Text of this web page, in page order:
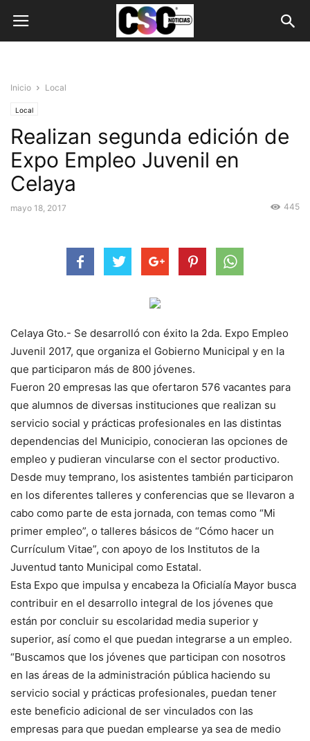
Inicio Local
Local
Realizan segunda edición de
Expo Empleo Juvenil en
Celaya
mayo 18, 2017 445
Celaya Gto.- Se desarrolló con éxito la 2da. Expo Empleo
Juvenil 2017, que organiza el Gobierno Municipal y en la
que participaron más de 800 jóvenes.
Fueron 20 empresas las que ofertaron 576 vacantes para
que alumnos de diversas instituciones que realizan su
servicio social y prácticas profesionales en las distintas
dependencias del Municipio, conocieran las opciones de
empleo y pudieran vincularse con el sector productivo.
Desde muy temprano, los asistentes también participaron
en los diferentes talleres y conferencias que se llevaron a
cabo como parte de esta jornada, con temas como “Mi
primer empleo”, o talleres básicos de “Cómo hacer un
Currículum Vitae”, con apoyo de los Institutos de la
Juventud tanto Municipal como Estatal.
Esta Expo que impulsa y encabeza la Oficialía Mayor busca
contribuir en el desarrollo integral de los jóvenes que
están por concluir su escolaridad media superior y
superior, así como el que puedan integrarse a un empleo.
“Buscamos que los jóvenes que participan con nosotros
en las áreas de la administración pública haciendo su
servicio social y prácticas profesionales, puedan tener
este beneficio adicional de ser vinculados con las
empresas para que puedan emplearse ya sea de medio